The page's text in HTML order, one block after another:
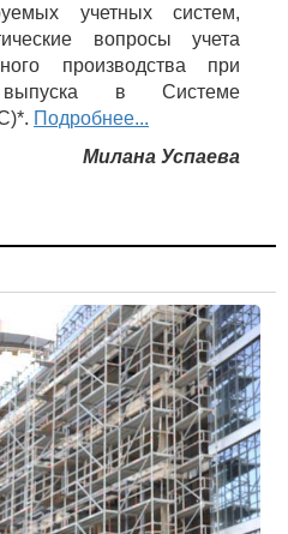
учетных систем,
вопросы учета
производства при
в Системе
Подробнее...
Милана Успаева